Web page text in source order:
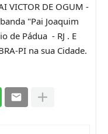
VICTOR DE OGUM -
"Pai Joaquim
de Pádua - RJ . E
PI na sua Cidade.